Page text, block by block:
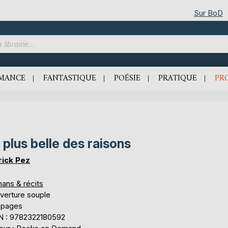
Sur BoD
FANTASTIQUE POÉSIE PRATIQUE
plus belle des raisons
Pez
& récits
souple
: 9782322180592